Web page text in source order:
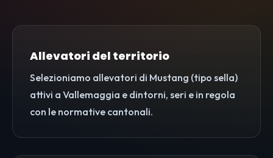
Allevatori del territorio
Selezioniamo allevatori di Mustang (tipo sella)
attivi a Vallemaggia e dintorni, seri e in regola
con le normative cantonali.